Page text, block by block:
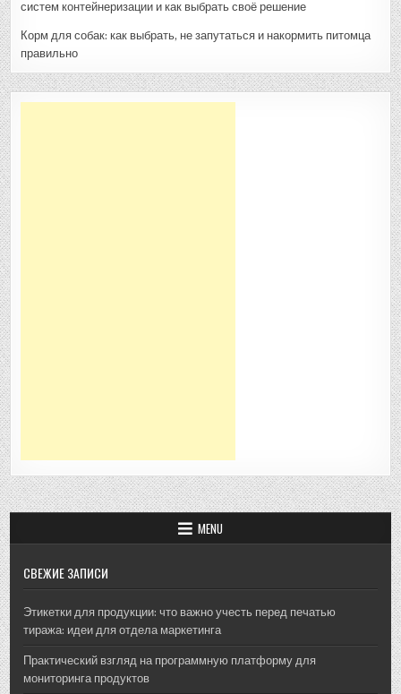
систем контейнеризации и как выбрать своё решение
Корм для собак: как выбрать, не запутаться и накормить питомца
правильно
MENU
СВЕЖИЕ ЗАПИСИ
Этикетки для продукции: что важно учесть перед печатью
тиража: идеи для отдела маркетинга
Практический взгляд на программную платформу для
мониторинга продуктов